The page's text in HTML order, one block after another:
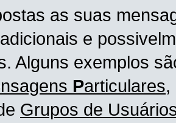
as suas
e
Alguns exemplos
Particulares,
Grupos de